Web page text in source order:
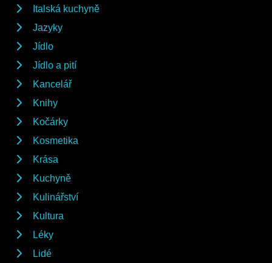
Italská kuchyně
Jazyky
Jídlo
Jídlo a pití
Kancelář
Knihy
Kočárky
Kosmetika
Krása
Kuchyně
Kulinářství
Kultura
Léky
Lidé